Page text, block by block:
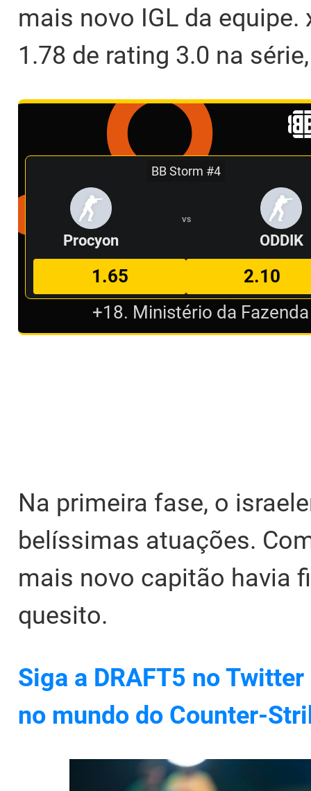
mais novo IGL da
1.78 de rating 3.0 na
BB Storm #4
Procyon
VS
ODDIK
1.65
2.10
+18. Ministério da
Na primeira fase, o
belíssimas atuações.
mais novo capitão havia
quesito.
Siga a DRAFT5 no
no mundo do Counter-